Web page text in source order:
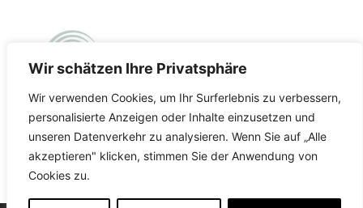
Wir schätzen Ihre Privatsphäre
Wir verwenden Cookies, um Ihr Surferlebnis zu verbessern,
personalisierte Anzeigen oder Inhalte einzusetzen und
unseren Datenverkehr zu analysieren. Wenn Sie auf „Alle
akzeptieren" klicken, stimmen Sie der Anwendung von
Cookies zu.
FDA-Registrierung
3002965587